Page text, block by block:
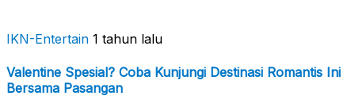
IKN-Entertain 1 tahun lalu
Valentine Spesial? Coba Kunjungi Destinasi Romantis Ini
Bersama Pasangan